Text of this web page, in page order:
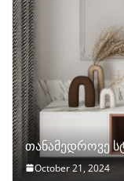
თანამედროვე
October 21, 2024